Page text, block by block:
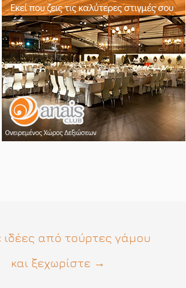
ιδέες από τούρτες γάμου
και ξεχωρίστε →